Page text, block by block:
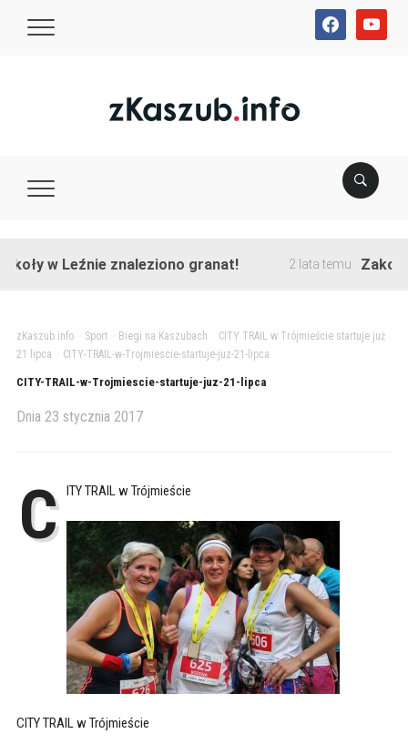
facebookyoutube
w Leźnie znaleziono granat! 2 lata temu
zKaszub.info> Sport> Biegi na Kaszubach
CITY TRAIL w Trójmieście startuje już
21 lipca
CITY-TRAIL-w-Trojmiescie-startuje-juz-21-lipca
CITY-TRAIL-w-Trojmiescie-startuje-juz-21-lipca
Dnia 23 stycznia 2017
C ITY TRAIL w Trójmieście
CITY TRAIL w Trójmieście